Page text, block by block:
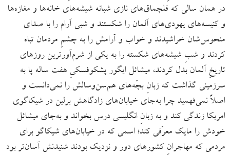
در همان سالی که قلچماق‌های نازی شبانه شیشه‌های خانه‌ها و مغازه‌ها
و کنیسه‌های یهودی‌های آلمان را شکستند و شبی آرام را با صدای
منحوس‌شان خراشیدند و خواب و آرامش را به چشمِ مردمان تباه
کردند و شبِ شیشه‌های شکسته را به یکی از شرم‌آورترین روزهای
تاریخِ آلمان بدل کردند، میشائل ایگور پشکوفسکیِ هفت ساله پا به
سرزمینی گذاشت که زبانِ بچّه‌های هم‌سن‌وسالش را نمی‌دانست و
اصلاً نمی‌فهمید چرا به‌جای خیابان‌های زادگاهش برلین در شیکاگوی
امریکا زندگی کند و به زبانِ انگلیسی درس بخواند و به‌جای میشائل
خودش را مایک معرّفی کند؛ اسمی که در خیابان‌های شیکاگو برای
مردمی که مهاجرانِ کشورهای دور و نزدیک بودند شنیدنش آسان‌تر بود